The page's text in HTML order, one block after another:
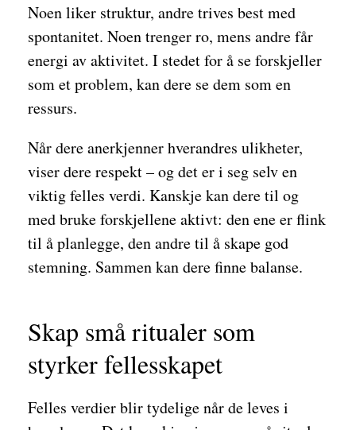
Noen liker struktur, andre trives best med
spontanitet. Noen trenger ro, mens andre får
energi av aktivitet. I stedet for å se forskjeller
som et problem, kan dere se dem som en
ressurs.
Når dere anerkjenner hverandres ulikheter,
viser dere respekt – og det er i seg selv en
viktig felles verdi. Kanskje kan dere til og
med bruke forskjellene aktivt: den ene er flink
til å planlegge, den andre til å skape god
stemning. Sammen kan dere finne balanse.
Skap små ritualer som
styrker fellesskapet
Felles verdier blir tydelige når de leves i